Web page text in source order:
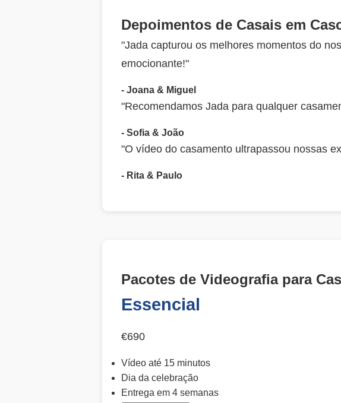
Depoimentos de Casais em
"Jada capturou os melhores momentos do
emocionante!"
- Joana & Miguel
"Recomendamos Jada para qualquer
- Sofia & João
"O vídeo do casamento ultrapassou nossas
- Rita & Paulo
Pacotes de Videografia para
Essencial
€690
Vídeo até 15 minutos
Dia da celebração
Entrega em 4 semanas